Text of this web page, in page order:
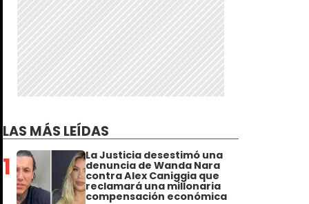
LAS MÁS LEÍDAS
1 La Justicia desestimó una
denuncia de Wanda Nara
contra Alex Caniggia que
reclamará una millonaria
compensación económica